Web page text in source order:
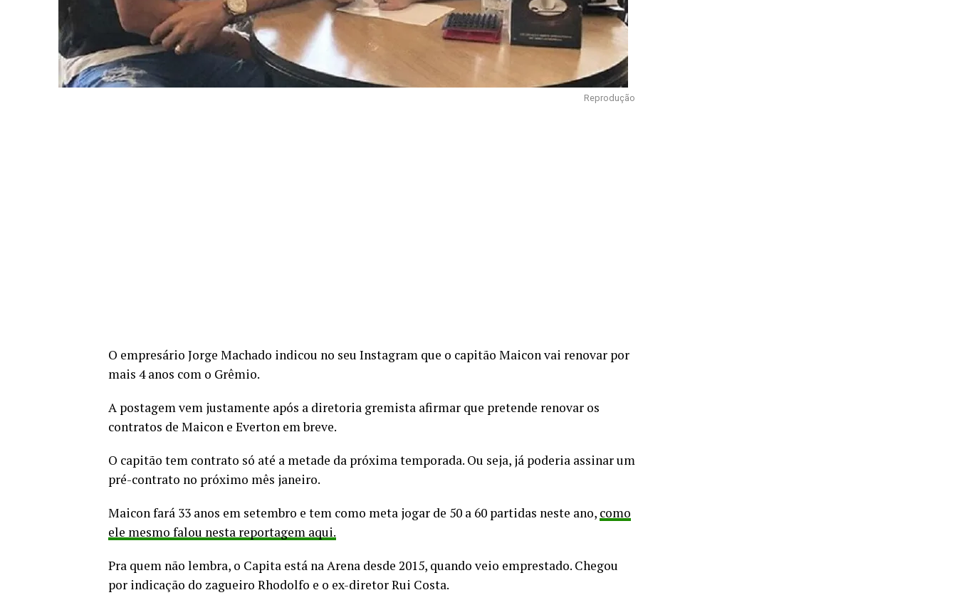
Reprodução
O empresário Jorge Machado indicou no seu Instagram que o capitão Maicon vai renovar por
mais 4 anos com o Grêmio.
A postagem vem justamente após a diretoria gremista afirmar que pretende renovar os
contratos de Maicon e Everton em breve.
O capitão tem contrato só até a metade da próxima temporada. Ou seja, já poderia assinar um
pré-contrato no próximo mês janeiro.
Maicon fará 33 anos em setembro e tem como meta jogar de 50 a 60 partidas neste ano, como
ele mesmo falou nesta reportagem aqui.
Pra quem não lembra, o Capita está na Arena desde 2015, quando veio emprestado. Chegou
por indicação do zagueiro Rhodolfo e o ex-diretor Rui Costa.